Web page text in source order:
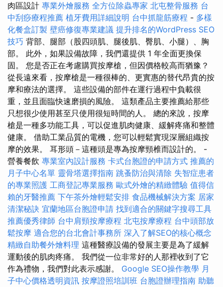
肉區設計 專業外燴服務 全方位除蟲專家 北屯整骨服務 台
中刮痧療程推薦 植牙費用詳細說明 台中抓龍筋療程 - 多樣
化餐盒訂製 壁癌修復專業建議 提升排名的WordPress SEO
技巧 背部、腿部（股四頭肌、腿後肌、臀肌、小腿）、胸
部。 此外，如果設備故障，我們還提供 1 年全面更換保
固。 您是否正在考慮購買按摩槍，但因價格較高而猶豫？
從長遠來看，按摩槍是一種很棒的、更實惠的替代昂貴的按
摩和療法的選擇。 這些設備的部件在運行過程中負載很
重，並且面臨快速磨損的風險。 這類產品主要推薦給那些
只想很少使用甚至只使用很短時間的人。 總的來說，按摩
槍是一種多功能工具，可以促進肌肉健康、緩解疼痛和整體
健康。 借助工業品質的電機，您可以輕鬆實現深層組織按
摩的效果。 耳形頭－這種頭是專為按摩頸椎而設計的。 -
營養餐飲 專業室內設計服務 卡式台胞證的申請方式 推薦的
月子中心名單 靈骨塔選擇指南 跳蚤防治與清除 失智症患者
的專業照護 工商登記專業服務 歐式外燴的精緻體驗 值得信
賴的牙醫推薦 下午茶外燴輕鬆安排 食品機械解決方案 居家
清潔秘訣 宜蘭地區台胞證申請 找到適合的關鍵字搜尋工具
推薦優秀律師 台中肩頸按摩療程 北屯按摩療程 台中頭部放
鬆按摩 適合您的台北會計事務所 深入了解SEO的核心概念
精緻自助餐外燴料理 這種醫療設備的發展主要是為了緩解
運動後的肌肉疼痛。 我們從一位非常好的人那裡收到了它
作為禮物，我們對此表示感謝。 Google SEO操作教學 月
子中心價格透明資訊 按摩證照培訓班 台胞證辦理指南 助聽